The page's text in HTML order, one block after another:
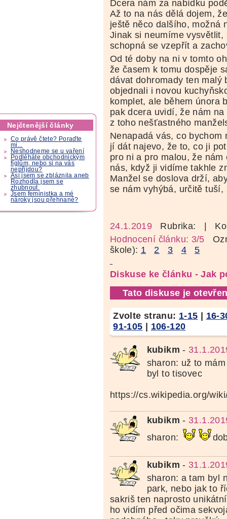
Nejčtenější články
Co právě čtete? Poraďte
mi...
Neshodneme se u vaření
Podléháte obchodnickým
fíglům, nebo si na vás
nepřijdou?
Asi jsem se zbláznila aneb
Rozhodla jsem se
zhubnout.
Jsem feministka a mé
nároky jsou přehnané?
Dcera nám za nabídku
Až to na nás dělá dojem,
ještě něco dalšího, možná
Jinak si neumíme
schopná se vzepřít a
Od té doby na ni v tomto
že časem k tomu dospěje
dávat dohromady ten malý
objednali i novou
komplet, ale během února
pak dcera uvidí, že nám
z toho nešťastného
Nenapadá vás, co
jí dát najevo, že to, co ji
pro ni a pro malou, že
nás, když ji vidíme takhle
Manžel se doslova drží,
se nám vyhýbá, určitě
24.1.2019 Rubrika:
|
Hodnocení článku: 3/5
škole): 1 2 3 4 5
Diskuse ke článku - Jak
Tato diskuse je
Zvolte stranu: 1-15 | 16-
91-105 | 106-120
kubikm -
sharon: už to mám
byl to tisovec
https://cs.wikipedia.org/
kubikm -
sharon:
kubikm -
sharon: a tam byl
park, nebo jak to
sakriš ten naprosto
ho vidím před očima